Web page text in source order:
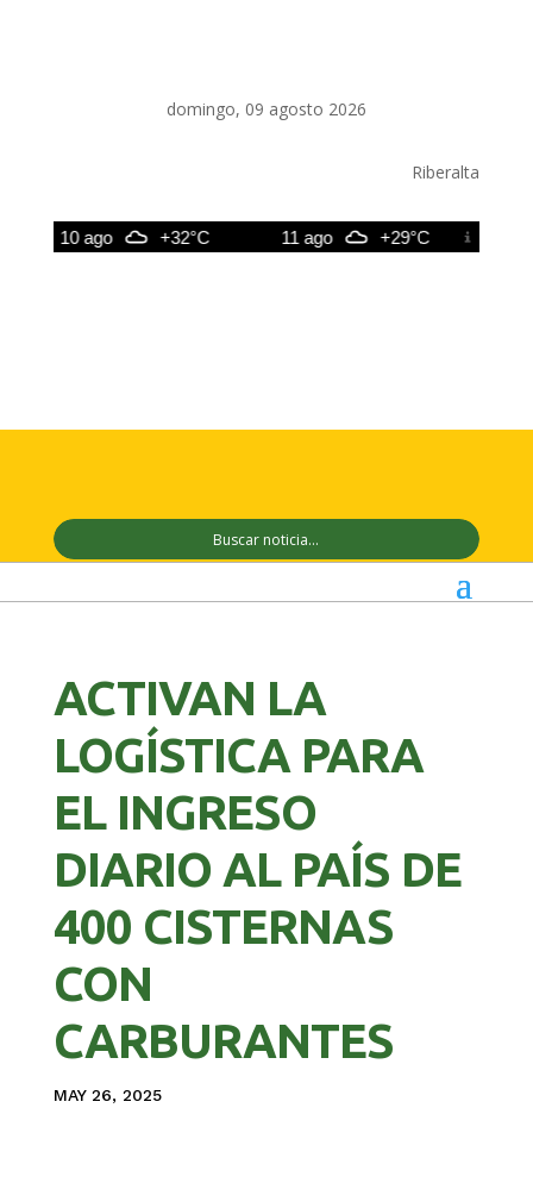
domingo, 09 agosto 2026
Riberalta
10 ago +32°C 11 ago +29°C
ACTIVAN LA
LOGÍSTICA PARA
EL INGRESO
DIARIO AL PAÍS DE
400 CISTERNAS
CON
CARBURANTES
MAY 26, 2025